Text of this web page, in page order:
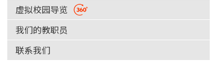
虚拟校园导览
我们的教职员
联系我们